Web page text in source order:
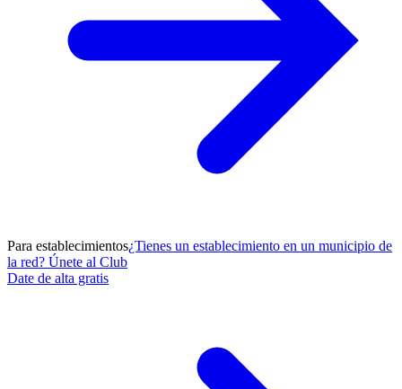
Para establecimientos¿Tienes un establecimiento en un municipio de
la red? Únete al Club
Date de alta gratis